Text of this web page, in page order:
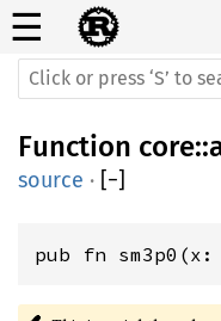
☰
Function core::
source · [−]
pub fn sm3p0(x: